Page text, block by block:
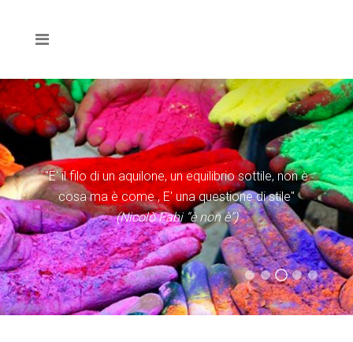
(Don Tonino Bello)
(Evangelii Gaudium)
"E' il filo di un aquilone, un equilibrio sottile, non è
cosa ma è come , E' una questione di stile"
(Nicolò Fabi “è non è”)
(Statuto Caritas Italiana)